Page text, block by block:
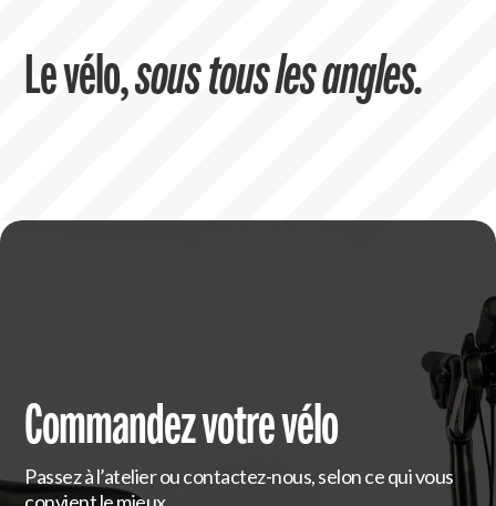
Le vélo,sous tous les angles.
Commandez votre vélo
Passez à l’atelier ou contactez-nous, selon ce qui vous